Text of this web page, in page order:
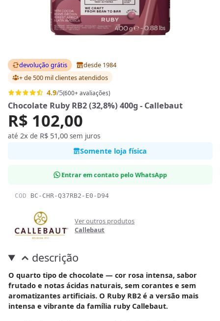
devolução grátis
desde 1984
+ de 500 mil clientesatendidos
4.9/5(600+ avaliações)
Chocolate Ruby RB2 (32,8%) 400g - Callebaut
R$ 102,00
até 2x de R$ 51,00sem juros
Somente loja física
Entrar em contato pelo WhatsApp
COD BC-CHR-Q37RB2-E0-D94
Ver outros produtos
Callebaut
descrição
O quarto tipo de chocolate — cor rosa intensa, sabor
frutado e notas ácidas naturais, sem corantes e sem
aromatizantes artificiais. O Ruby RB2 é a versão mais
intensa e vibrante da família ruby Callebaut.